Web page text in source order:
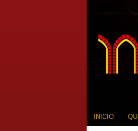
INICIO